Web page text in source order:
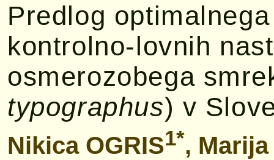
Predlog
kontrolno-lovnih
osmerozobega
typographus) v
Nikica OGRIS1*,